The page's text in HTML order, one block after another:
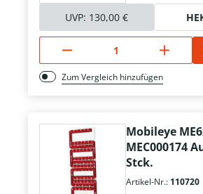
UVP: 130,00 €
Zum Vergleich hinzufügen
Mobileye
MEC000174
Stck.
Artikel-Nr.: 110720